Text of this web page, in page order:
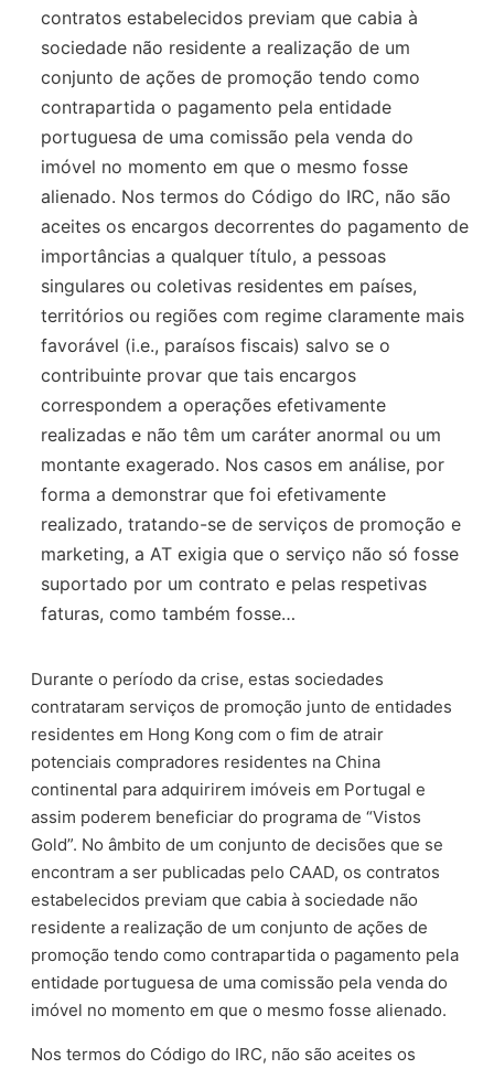
contratos estabelecidos previam que cabia à
sociedade não residente a realização de um
conjunto de ações de promoção tendo como
contrapartida o pagamento pela entidade
portuguesa de uma comissão pela venda do
imóvel no momento em que o mesmo fosse
alienado. Nos termos do Código do IRC, não são
aceites os encargos decorrentes do pagamento de
importâncias a qualquer título, a pessoas
singulares ou coletivas residentes em países,
territórios ou regiões com regime claramente mais
favorável (i.e., paraísos fiscais) salvo se o
contribuinte provar que tais encargos
correspondem a operações efetivamente
realizadas e não têm um caráter anormal ou um
montante exagerado. Nos casos em análise, por
forma a demonstrar que foi efetivamente
realizado, tratando-se de serviços de promoção e
marketing, a AT exigia que o serviço não só fosse
suportado por um contrato e pelas respetivas
faturas, como também fosse…
Durante o período da crise, estas sociedades
contrataram serviços de promoção junto de entidades
residentes em Hong Kong com o fim de atrair
potenciais compradores residentes na China
continental para adquirirem imóveis em Portugal e
assim poderem beneficiar do programa de “Vistos
Gold”. No âmbito de um conjunto de decisões que se
encontram a ser publicadas pelo CAAD, os contratos
estabelecidos previam que cabia à sociedade não
residente a realização de um conjunto de ações de
promoção tendo como contrapartida o pagamento pela
entidade portuguesa de uma comissão pela venda do
imóvel no momento em que o mesmo fosse alienado.
Nos termos do Código do IRC, não são aceites os